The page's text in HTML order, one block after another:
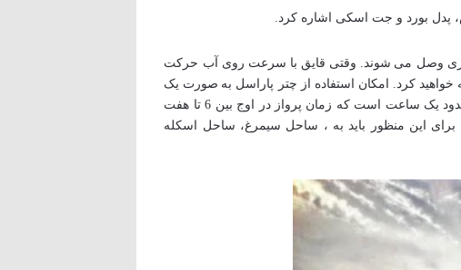
که علاقه مندان از طریق یک چتر با طنابی به طول 150 متر به قایق موتوری وصل می شوند. وقتی قایق با سرعت روی آب حرکت
کرد. امکان استفاده از چتر پاراسل به صورت یک
نفره و دو نفره و سه نفره (دو بزرگسال و یک کودک یا دو کودک و یک بزرگسال) وجود دارد. کل مدت این تجربه حدود یک ساعت است که زمان پرواز در اوج بین 6 تا هفت
استفاده است که برای این منظور باید به ، ساحل سیمرغ، ساحل اسکله